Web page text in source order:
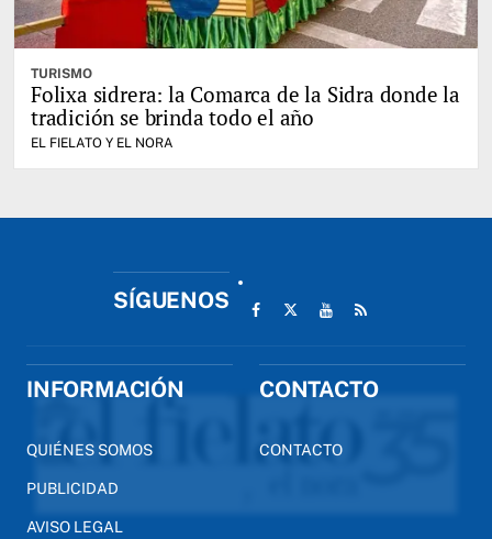
TURISMO
Folixa sidrera: la Comarca de la Sidra donde la
tradición se brinda todo el año
EL FIELATO Y EL NORA
SÍGUENOS
INFORMACIÓN
QUIÉNES SOMOS
PUBLICIDAD
AVISO LEGAL
CONTACTO
CONTACTO